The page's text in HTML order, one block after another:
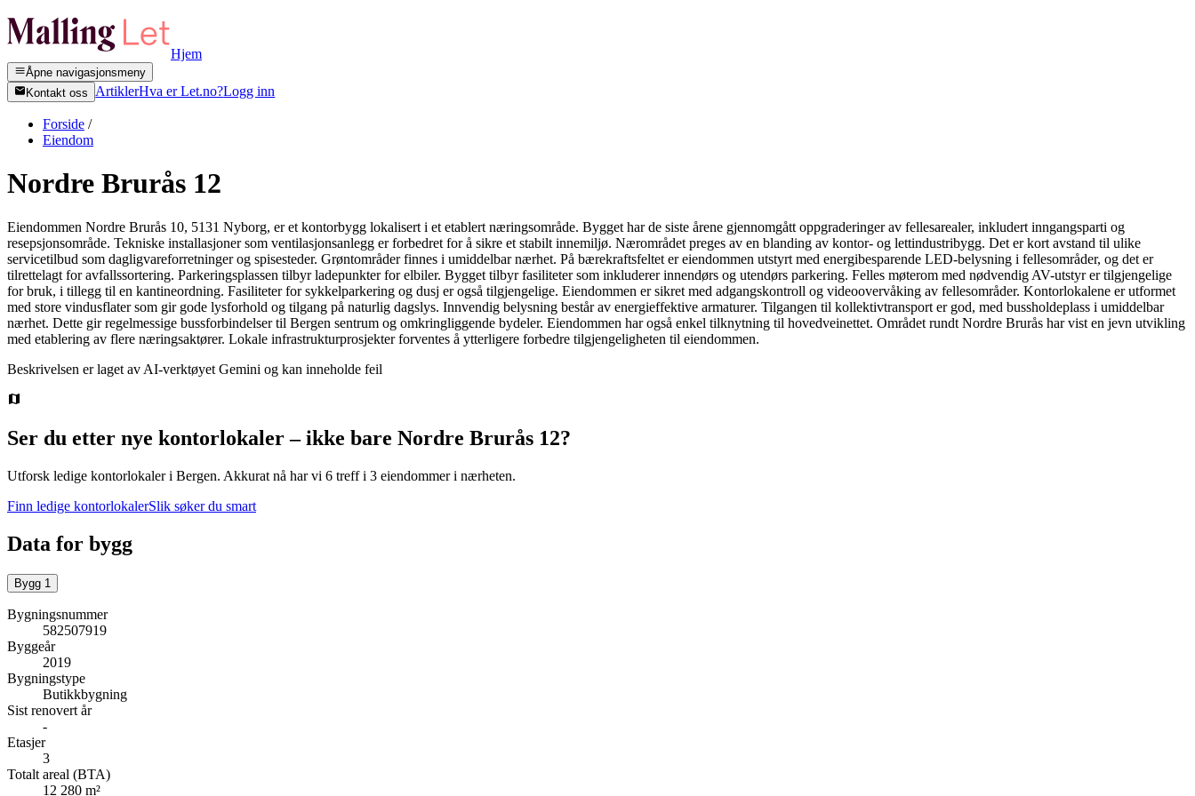
Hjem
Åpne navigasjonsmeny
Kontakt oss
ArtiklerHva er Let.no?Logg inn
Forside /
Eiendom
Nordre Brurås 12
Eiendommen Nordre Brurås 10, 5131 Nyborg, er et kontorbygg lokalisert i et etablert næringsområde. Bygget har de siste årene gjennomgått oppgraderinger av fellesarealer, inkludert inngangsparti og
resepsjonsområde. Tekniske installasjoner som ventilasjonsanlegg er forbedret for å sikre et stabilt innemiljø. Nærområdet preges av en blanding av kontor- og lettindustribygg. Det er kort avstand til ulike
servicetilbud som dagligvareforretninger og spisesteder. Grøntområder finnes i umiddelbar nærhet. På bærekraftsfeltet er eiendommen utstyrt med energibesparende LED-belysning i fellesområder, og det er
tilrettelagt for avfallssortering. Parkeringsplassen tilbyr ladepunkter for elbiler. Bygget tilbyr fasiliteter som inkluderer innendørs og utendørs parkering. Felles møterom med nødvendig AV-utstyr er tilgjengelige
for bruk, i tillegg til en kantineordning. Fasiliteter for sykkelparkering og dusj er også tilgjengelige. Eiendommen er sikret med adgangskontroll og videoovervåking av fellesområder. Kontorlokalene er utformet
med store vindusflater som gir gode lysforhold og tilgang på naturlig dagslys. Innvendig belysning består av energieffektive armaturer. Tilgangen til kollektivtransport er god, med bussholdeplass i umiddelbar
nærhet. Dette gir regelmessige bussforbindelser til Bergen sentrum og omkringliggende bydeler. Eiendommen har også enkel tilknytning til hovedveinettet. Området rundt Nordre Brurås har vist en jevn utvikling
med etablering av flere næringsaktører. Lokale infrastrukturprosjekter forventes å ytterligere forbedre tilgjengeligheten til eiendommen.
Beskrivelsen er laget av AI-verktøyet Gemini og kan inneholde feil
Ser du etter nye kontorlokaler – ikke bare Nordre Brurås 12?
Utforsk ledige kontorlokaler i Bergen. Akkurat nå har vi 6 treff i 3 eiendommer i nærheten.
Finn ledige kontorlokalerSlik søker du smart
Data for bygg
Bygg 1
Bygningsnummer
582507919
Byggeår
2019
Bygningstype
Butikkbygning
Sist renovert år
-
Etasjer
3
Totalt areal (BTA)
12 280 m²